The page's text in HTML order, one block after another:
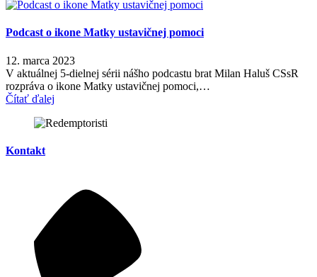
Podcast o ikone Matky ustavičnej pomoci
12. marca 2023
V aktuálnej 5-dielnej sérii nášho podcastu brat Milan Haluš CSsR
rozpráva o ikone Matky ustavičnej pomoci,…
Čítať ďalej
Kontakt